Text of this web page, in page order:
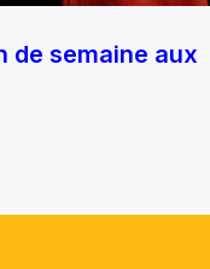
de semaine aux